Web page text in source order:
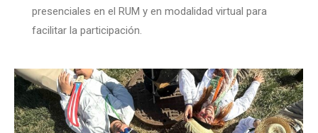
presenciales en el RUM y en modalidad virtual para
facilitar la participación.